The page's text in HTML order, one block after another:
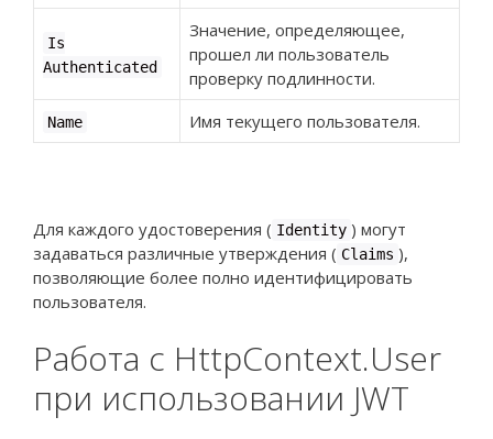
Is
Authenticated
Значение, определяющее,
прошел ли пользователь
проверку подлинности.
Name Имя текущего пользователя.
Для каждого удостоверения ( Identity ) могут
задаваться различные утверждения ( Claims ),
позволяющие более полно идентифицировать
пользователя.
Работа с HttpContext.User
при использовании JWT